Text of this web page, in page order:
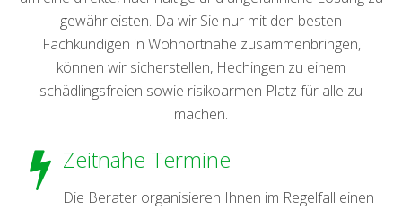
gewährleisten. Da wir Sie nur mit den besten
Fachkundigen in Wohnortnähe zusammenbringen,
können wir sicherstellen, Hechingen zu einem
schädlingsfreien sowie risikoarmen Platz für alle zu
machen.
Zeitnahe Termine
Die Berater organisieren Ihnen im Regelfall einen